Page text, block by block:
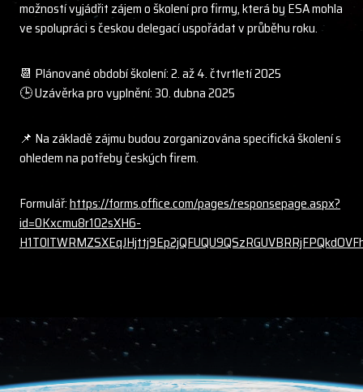
možností vyjádřit zájem o školení pro firmy, která by ESA mohla
ve spolupráci s českou delegací uspořádat v průběhu roku.
📆 Plánované období školení: 2. až 4. čtvrtletí 2025
🕒 Uzávěrka pro vyplnění: 30. dubna 2025
📌 Na základě zájmu budou zorganizována specifická školení s
ohledem na potřeby českých firem.
Formulář:https://forms.office.com/pages/responsepage.aspx?
id=0Kxcmu8r102sXH6-